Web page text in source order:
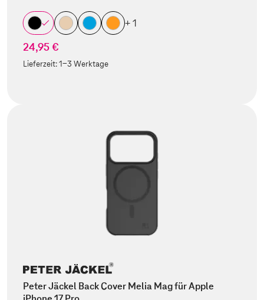
+ 1
24,95 €
Lieferzeit:1-3 Werktage
Peter Jäckel Back Cover Melia Mag für Apple